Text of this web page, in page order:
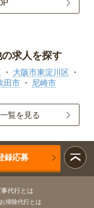
求人を探す
大阪市東淀川区
田市 尼崎市
覧を見る
録応募
代行とは
お掃除代行とは